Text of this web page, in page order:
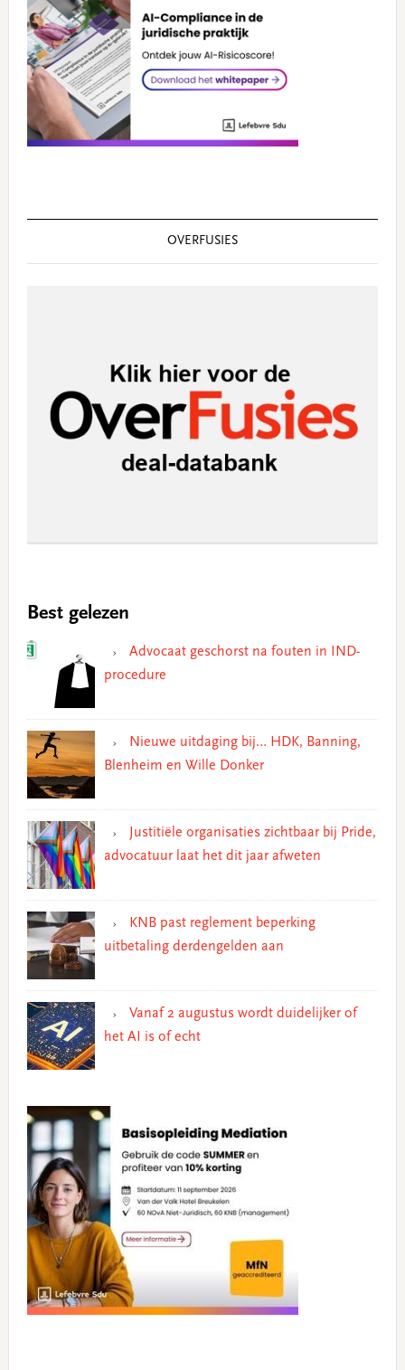
OVERFUSIES
Best gelezen
Advocaat geschorst na fouten in IND-
procedure
Nieuwe uitdaging bij… HDK, Banning,
Blenheim en Wille Donker
Justitiële organisaties zichtbaar bij Pride,
advocatuur laat het dit jaar afweten
KNB past reglement beperking
uitbetaling derdengelden aan
Vanaf 2 augustus wordt duidelijker of
het AI is of echt